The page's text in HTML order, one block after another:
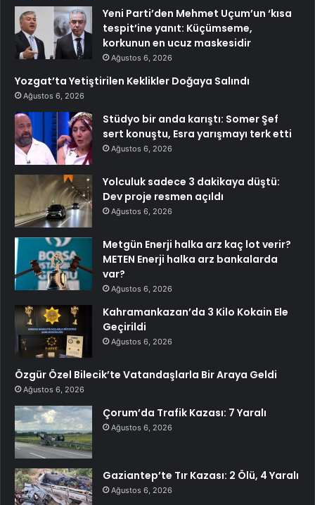
Yeni Parti’den Mehmet Uçum’un ‘kısa
tespit’ine yanıt: Küçümseme,
korkunun en ucuz maskesidir
Ağustos 6, 2026
Yozgat’ta Yetiştirilen Keklikler Doğaya Salındı
Ağustos 6, 2026
Stüdyo bir anda karıştı: Somer Şef
sert konuştu, Esra yarışmayı terk etti
Ağustos 6, 2026
Yolculuk sadece 3 dakikaya düştü:
Dev proje resmen açıldı
Ağustos 6, 2026
Metgün Enerji halka arz kaç lot verir?
METEN Enerji halka arz bankalarda
var?
Ağustos 6, 2026
Kahramankazan’da 3 Kilo Kokain Ele
Geçirildi
Ağustos 6, 2026
Özgür Özel Bilecik’te Vatandaşlarla Bir Araya Geldi
Ağustos 6, 2026
Çorum’da Trafik Kazası: 7 Yaralı
Ağustos 6, 2026
Gaziantep’te Tır Kazası: 2 Ölü, 4 Yaralı
Ağustos 6, 2026